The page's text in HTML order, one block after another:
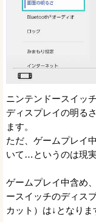
ニンテンドースイッ
ディスプレイの明る
ます。
ただ、ゲームプレイ
いて…というのは現
ゲームプレイ中含め
ースイッチのディス
カット）は↓となりま